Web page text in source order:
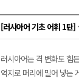
[러시아어 기초 어휘 1탄]
러시아어는 격 변화도 힘
억지로 머리에 밀어 넣는